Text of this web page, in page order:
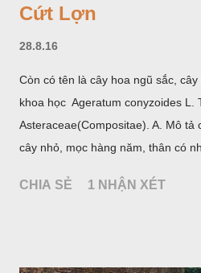
Cứt Lợn
28.8.16
Còn có tên là cây hoa ngũ sắc,
khoa học Ageratum conyzoides L.
Asteraceae(Compositae). A. Mô tả
cây nhỏ, mọc hàng năm, thân có
đối hình trứng hay 3 cạnh, dài 2-
CHIA SẺ 1 NHẬN XÉT